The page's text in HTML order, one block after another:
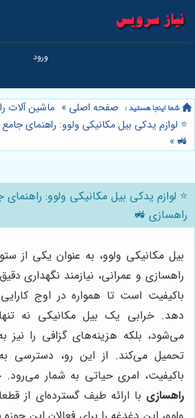
صفحه اصلی » ماشین آلات
⭐️ لوازم یدکی بیل مکانیکی ولوو: راهنمای
🚜
»
⭐️ لوازم یدکی بیل مکانیکی ولوو:
راهسازی 🚜
بیل مکانیکی ولوو، به عنوان یکی از
راهسازی و عمرانی، نیازمند نگهداری
باکیفیت است تا همواره در اوج
دهد. خرابی یک بیل مکانیکی نه
می‌شود، بلکه هزینه‌های گزافی را
تحمیل می‌کند. از این رو، دسترسی
باکیفیت، امری حیاتی به شمار می‌رود.
راهسازی با ارائه طیف گسترده‌ای از